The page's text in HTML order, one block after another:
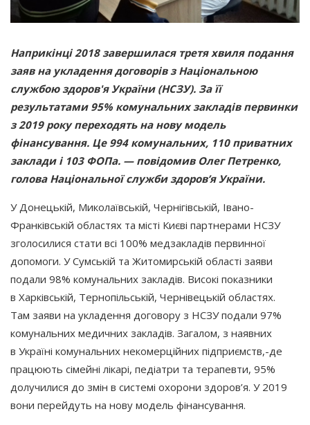
Наприкінці 2018 завершилася третя хвиля подання
заяв на укладення договорів з Національною
службою здоров'я України (НСЗУ). За її
результатами 95% комунальних закладів первинки
з 2019 року переходять на нову модель
фінансування. Це 994 комунальних, 110 приватних
заклади і 103 ФОПа. — повідомив Олег Петренко,
голова Національної служби здоров’я України.
У Донецькій, Миколаївській, Чернігівській, Івано-
Франківській областях та місті Києві партнерами НСЗУ
зголосилися стати всі 100% медзакладів первинної
допомоги. У Сумській та Житомирській області заяви
подали 98% комунальних закладів. Високі показники
в Харківській, Тернопільській, Чернівецькій областях.
Там заяви на укладення договору з НСЗУ подали 97%
комунальних медичних закладів. Загалом, з наявних
в Україні комунальних некомерційних підприємств,-де
працюють сімейні лікарі, педіатри та терапевти, 95%
долучилися до змін в системі охорони здоров’я. У 2019
вони перейдуть на нову модель фінансування.